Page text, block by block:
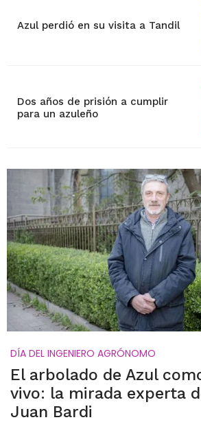
Azul perdió en su visita a Tandil
Dos años de prisión a cumplir
para un azuleño
DÍA DEL INGENIERO AGRÓNOMO
El arbolado de Azul
vivo: la mirada experta
Juan Bardi